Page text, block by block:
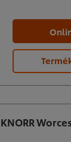
KNORR